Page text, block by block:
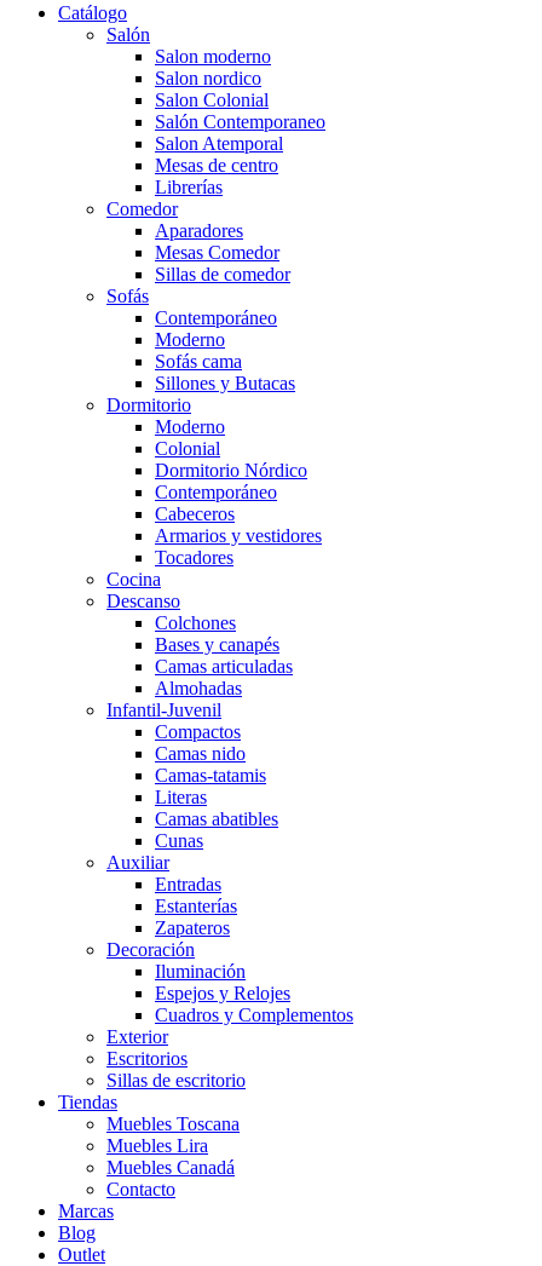
Catálogo
Salón
Salon moderno
Salon nordico
Salon Colonial
Salón Contemporaneo
Salon Atemporal
Mesas de centro
Librerías
Comedor
Aparadores
Mesas Comedor
Sillas de comedor
Sofás
Contemporáneo
Moderno
Sofás cama
Sillones y Butacas
Dormitorio
Moderno
Colonial
Dormitorio Nórdico
Contemporáneo
Cabeceros
Armarios y vestidores
Tocadores
Cocina
Descanso
Colchones
Bases y canapés
Camas articuladas
Almohadas
Infantil-Juvenil
Compactos
Camas nido
Camas-tatamis
Literas
Camas abatibles
Cunas
Auxiliar
Entradas
Estanterías
Zapateros
Decoración
Iluminación
Espejos y Relojes
Cuadros y Complementos
Exterior
Escritorios
Sillas de escritorio
Tiendas
Muebles Toscana
Muebles Lira
Muebles Canadá
Contacto
Marcas
Blog
Outlet